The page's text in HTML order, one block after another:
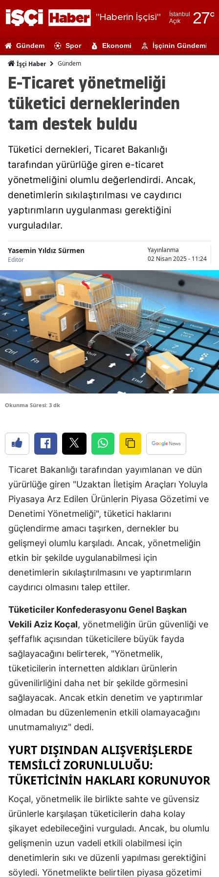
"Haberin İşçisi"
İstanbul
Açık
27°
Adıyaman
Amasya
Bitlis
Bolu
Burdur
Bursa
Çanakkale
Çankırı
Çorum
Diyarbakır
Edirne
Elazığ
Erzincan
Gaziantep
Giresun
Hakkari
Hatay
İzmir
Kastamonu
Kırşehir
Kocaeli
Konya
Kütahya
Gündem Spor Ekonomi İşçinin Gündemi
İşçi Haber Gündem
E-Ticaret yönetmeliği
tüketici derneklerinden
tam destek buldu
Tüketici dernekleri, Ticaret Bakanlığı
tarafından yürürlüğe giren e-ticaret
yönetmeliğini olumlu değerlendirdi. Ancak,
denetimlerin sıkılaştırılması ve caydırıcı
yaptırımların uygulanması gerektiğini
vurguladılar.
Yasemin Yıldız Sürmen
Editör
Yayınlanma
02 Nisan 2025 - 11:24
Okunma Süresi: 3 dk
Ticaret Bakanlığı tarafından yayımlanan ve dün
yürürlüğe giren "Uzaktan İletişim Araçları Yoluyla
Piyasaya Arz Edilen Ürünlerin Piyasa Gözetimi ve
Denetimi Yönetmeliği", tüketici haklarını
güçlendirme amacı taşırken, dernekler bu
gelişmeyi olumlu karşıladı. Ancak, yönetmeliğin
etkin bir şekilde uygulanabilmesi için
denetimlerin sıkılaştırılmasını ve yaptırımların
caydırıcı olmasını talep ettiler.
Tüketiciler Konfederasyonu Genel Başkan
Vekili Aziz Koçal, yönetmeliğin ürün güvenliği ve
şeffaflık açısından tüketicilere büyük fayda
sağlayacağını belirterek, "Yönetmelik,
tüketicilerin internetten aldıkları ürünlerin
güvenilirliğini daha net bir şekilde görmesini
sağlayacak. Ancak etkin denetim ve yaptırımlar
olmadan bu düzenlemenin etkili olamayacağını
unutmamalıyız" dedi.
YURT DIŞINDAN ALIŞVERIŞLERDE
TEMSILCI ZORUNLULUĞU:
TÜKETICININ HAKLARI KORUNUYOR
Koçal, yönetmelik ile birlikte sahte ve güvensiz
ürünlerle karşılaşan tüketicilerin daha kolay
şikayet edebileceğini vurguladı. Ancak, bu olumlu
gelişmenin uzun vadeli etkili olabilmesi için
denetimlerin sıkı ve düzenli yapılması gerektiğini
söyledi. Yönetmelikte belirtilen piyasa gözetimi